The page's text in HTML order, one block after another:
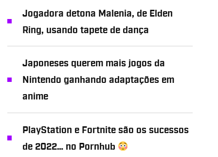
Jogadora detona Malenia, de Elden
Ring, usando tapete de dança
Japoneses querem mais jogos da
Nintendo ganhando adaptações em
anime
PlayStation e Fortnite são os sucessos
de 2022… no Pornhub